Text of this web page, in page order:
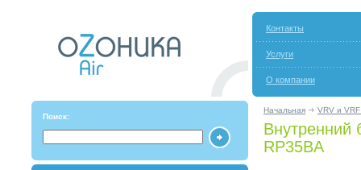
Контакты
Услуги
О компании
Поиск:
Начальная VRV и
Внутренний
RP35ВA